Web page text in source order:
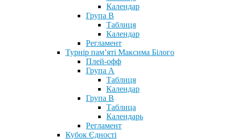
Календар
Група В
Таблиця
Календар
Регламент
Турнір пам’яті Максима Білого
Плей-офф
Група А
Таблиця
Календар
Група В
Таблица
Календарь
Регламент
Кубок Єдності